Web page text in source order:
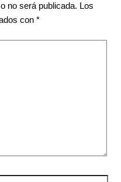
no será publicada. Los
con*